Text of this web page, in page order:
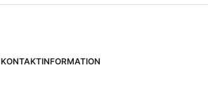
KONTAKTINFORMATION